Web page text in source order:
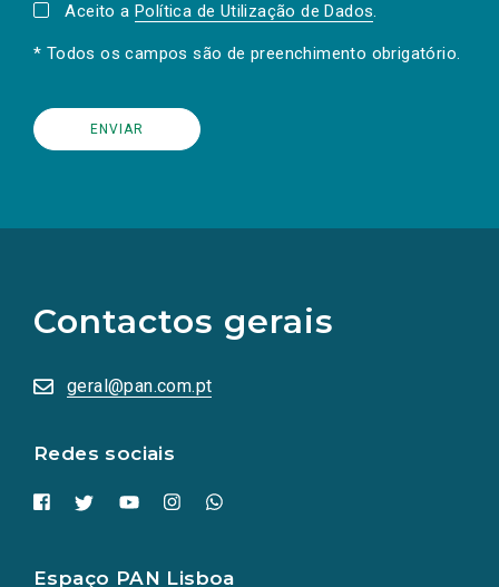
Aceito a Política de Utilização de Dados.
* Todos os campos são de preenchimento obrigatório.
Contactos gerais
geral@pan.com.pt
Redes sociais
redes
sociais
numa
nova
Espaço PAN Lisboa